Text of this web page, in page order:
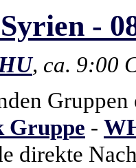
-
, ca. 9:00
Gruppe -
direkte